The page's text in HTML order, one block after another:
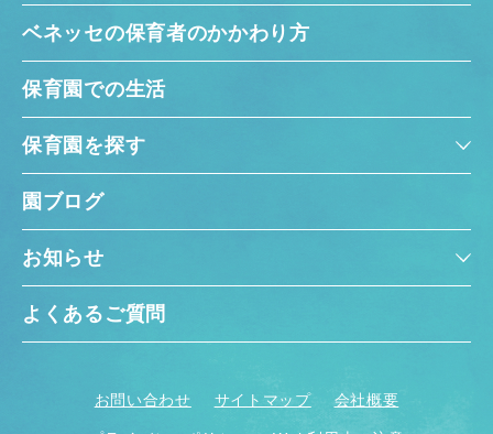
ベネッセの保育者のかかわり方
保育園での生活
保育園を探す
園ブログ
お知らせ
よくあるご質問
お問い合わせ サイトマップ 会社概要